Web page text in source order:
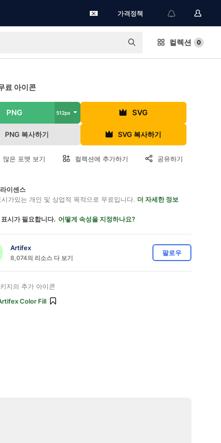
가격정책
컬렉션 0
료 아이콘
PNG 512px SVG
PNG 복사하기 SVG 복사하기
많은 포맷 보기 컬렉션에 추가하기 공유하기
이센스
가있는 개인 및 상업적 목적으로 무료입니다. 더 자세한 정보
시가 필요합니다. 어떻게 속성을 지정하나요?
Artifex
8,074의 리소스 다 보기
팔로우
지의 추가 아이콘
Color Fill